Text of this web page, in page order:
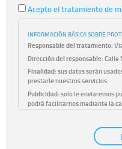
Acepto el tratamiento de
INFORMACIÓN BÁSICA SOBRE
Responsable del tratamiento:
Dirección del responsable:Calle
Finalidad:sus datos serán
prestarle nuestros servicios.
Publicidad:solo le enviaremos
podrá facilitarnos mediante la
únicamente
previo, que podrá facilitarnos